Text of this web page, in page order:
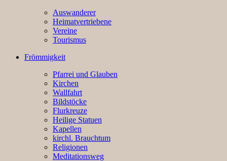
Auswanderer
Heimatvertriebene
Vereine
Tourismus
Frömmigkeit
Pfarrei und Glauben
Kirchen
Wallfahrt
Bildstöcke
Flurkreuze
Heilige Statuen
Kapellen
kirchl. Brauchtum
Religionen
Meditationsweg